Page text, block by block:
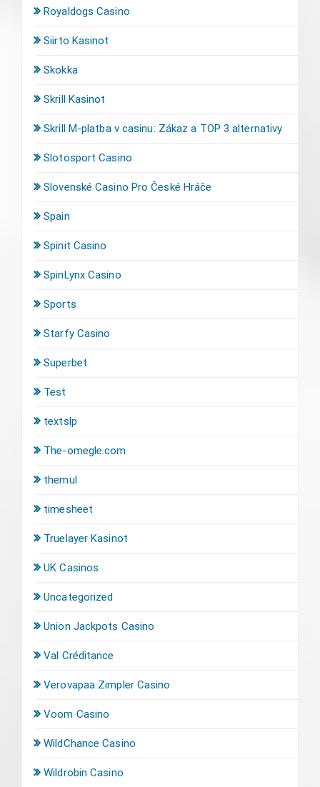
Royaldogs Casino
Siirto Kasinot
Skokka
Skrill Kasinot
Skrill M-platba v casinu: Zákaz a TOP 3 alternativy
Slotosport Casino
Slovenské Casino Pro České Hráče
Spain
Spinit Casino
SpinLynx Casino
Sports
Starfy Casino
Superbet
Test
textslp
The-omegle.com
themul
timesheet
Truelayer Kasinot
UK Casinos
Uncategorized
Union Jackpots Casino
Val Créditance
Verovapaa Zimpler Casino
Voom Casino
WildChance Casino
Wildrobin Casino